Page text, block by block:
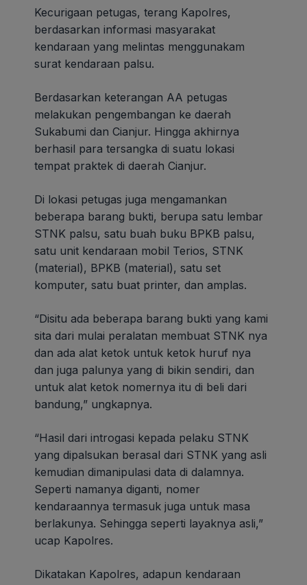
Kecurigaan petugas, terang Kapolres,
berdasarkan informasi masyarakat
kendaraan yang melintas menggunakam
surat kendaraan palsu.
Berdasarkan keterangan AA petugas
melakukan pengembangan ke daerah
Sukabumi dan Cianjur. Hingga akhirnya
berhasil para tersangka di suatu lokasi
tempat praktek di daerah Cianjur.
Di lokasi petugas juga mengamankan
beberapa barang bukti, berupa satu lembar
STNK palsu, satu buah buku BPKB palsu,
satu unit kendaraan mobil Terios, STNK
(material), BPKB (material), satu set
komputer, satu buat printer, dan amplas.
“Disitu ada beberapa barang bukti yang kami
sita dari mulai peralatan membuat STNK nya
dan ada alat ketok untuk ketok huruf nya
dan juga palunya yang di bikin sendiri, dan
untuk alat ketok nomernya itu di beli dari
bandung,” ungkapnya.
“Hasil dari introgasi kepada pelaku STNK
yang dipalsukan berasal dari STNK yang asli
kemudian dimanipulasi data di dalamnya.
Seperti namanya diganti, nomer
kendaraannya termasuk juga untuk masa
berlakunya. Sehingga seperti layaknya asli,”
ucap Kapolres.
Dikatakan Kapolres, adapun kendaraan